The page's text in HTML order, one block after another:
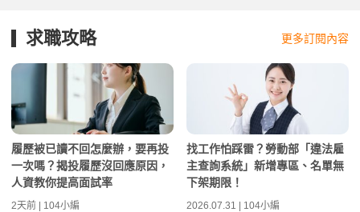
求職攻略 更多訂閱內容
履歷被已讀不回怎麼辦，要再投
一次嗎？揭投履歷沒回應原因，
人資教你提高面試率
2天前 | 104小編
找工作怕踩雷？勞動部「違法雇
主查詢系統」新增專區、名單無
下架期限！
2026.07.31 | 104小編